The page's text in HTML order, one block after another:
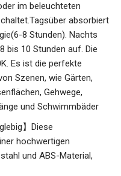
im beleuchteten
absorbiert
8 Stunden). Nachts
bis 10 Stunden auf. Die
Es ist die perfekte
Szenen, wie Gärten,
Gehwege,
und Schwimmbäder
】Diese
hochwertigen
und ABS-Material,